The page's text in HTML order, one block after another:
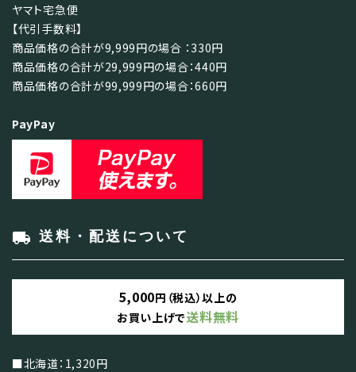
ヤマト宅急便
【代引手数料】
商品価格の合計が9,999円の場合 ：330円
商品価格の合計が29,999円の場合：440円
商品価格の合計が99,999円の場合：660円
PayPay
local_shipping 送料・配送について
5,000円（税込）以上の
お買い上げで送料無料
■北海道：1,320円